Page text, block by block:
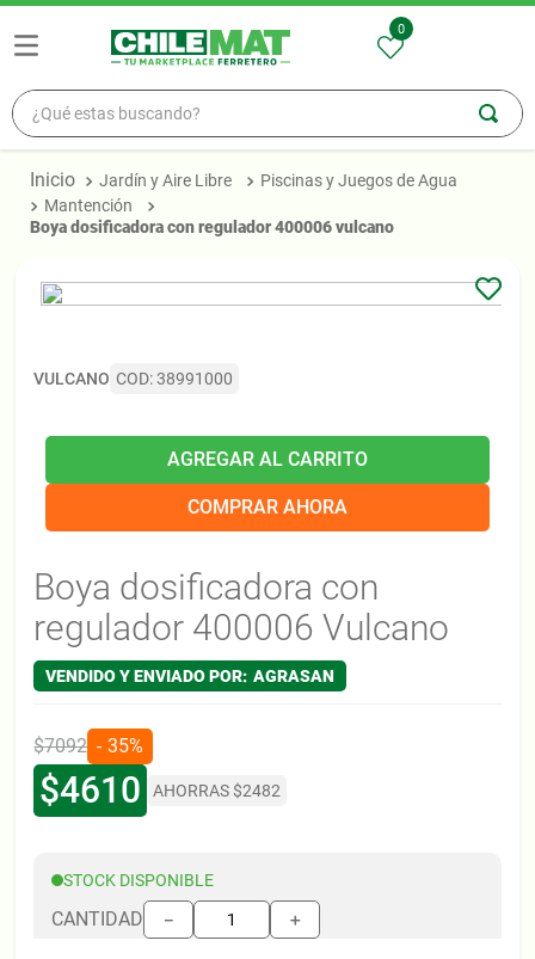
0
¿Qué estas buscando?
Jardín y Aire Libre
Piscinas y Juegos de Agua
Mantención
boya dosificadora con regulador 400006 vulcano
VULCANO COD:38991000
AGREGAR AL CARRITO
COMPRAR AHORA
Boya dosificadora con
regulador 400006 Vulcano
AGRASAN
$7092 35%
$4610 AHORRAS $2482
STOCK DISPONIBLE
CANTIDAD ＋
－
3. osb